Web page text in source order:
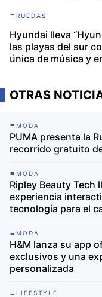
RUEDAS
Hyundai lleva
las playas del sur
única de música y
OTRAS
MODA
PUMA presenta la
recorrido gratuito
MODA
Ripley Beauty Tech
experiencia
tecnología para el
MODA
H&M lanza su app
exclusivos y una
personalizada
LIFESTYLE